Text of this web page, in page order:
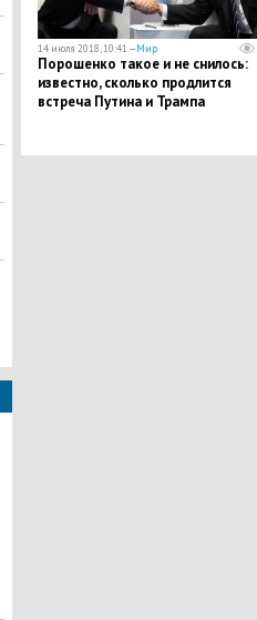
14 июля 2018, 10:41 —Мир
Порошенко такое и не снилось:
известно, сколько продлится
встреча Путина и Трампа